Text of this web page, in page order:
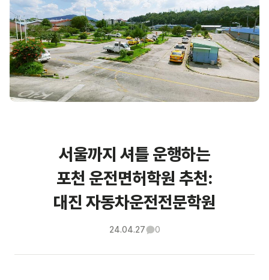
서울까지 셔틀 운행하는
포천 운전면허학원 추천:
대진 자동차운전전문학원
24.04.27 0